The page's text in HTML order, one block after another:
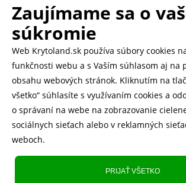
.
Rychlé doručenie 1-2 dní
Heurekazobraziť
Instagram5.643
Zaujímame sa o
súkromie
Web Krytoland.sk používa súbory cookies
funkčnosti webu a s Vaším súhlasom aj na
obsahu webových stránok. Kliknutím na
všetko“ súhlasíte s využívaním cookies a
o správaní na webe na zobrazovanie
sociálnych sieťach alebo v reklamných
weboch.
PRIJAŤ VŠETKO